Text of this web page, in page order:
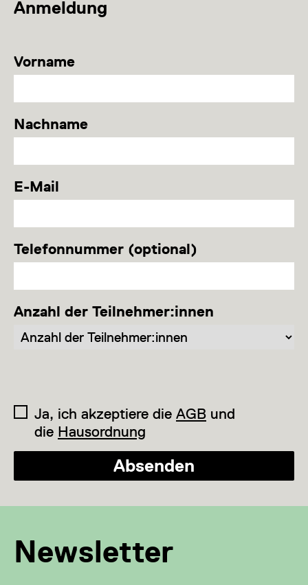
Anmeldung
Vorname
Nachname
E-Mail
Telefonnummer (optional)
Anzahl der Teilnehmer:innen
Ja, ich akzeptiere die AGB und
die Hausordnung
Absenden
Newsletter